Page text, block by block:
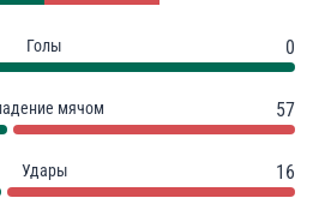
Голы 0
мячом 57
Удары 16